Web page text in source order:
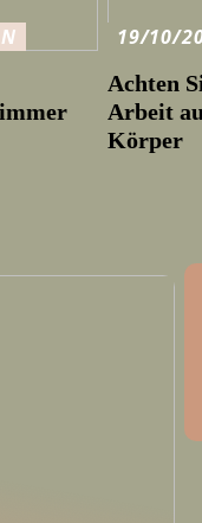
19/10/
Achten
Arbeit
Körper